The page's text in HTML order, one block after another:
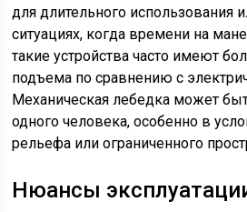
для длительного использования
ситуациях, когда времени на
такие устройства часто имеют
подъема по сравнению с
Механическая лебедка может
одного человека, особенно в
рельефа или ограниченного
Нюансы